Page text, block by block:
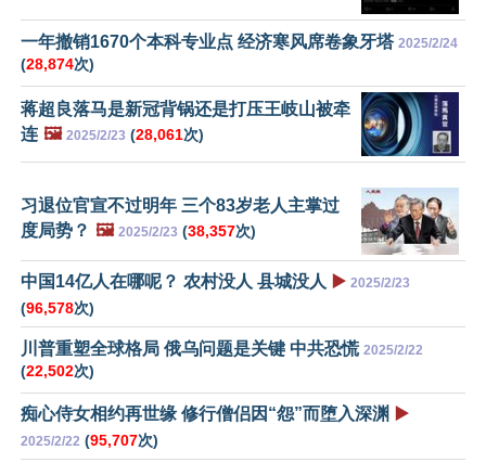
一年撤销1670个本科专业点 经济寒风席卷象牙塔 2025/2/24
(28,874次)
蒋超良落马是新冠背锅还是打压王岐山被牵
连 🖼️ 2025/2/23 (28,061次)
习退位官宣不过明年 三个83岁老人主掌过
度局势？ 🖼️ 2025/2/23 (38,357次)
中国14亿人在哪呢？ 农村没人 县城没人 ▶️ 2025/2/23
(96,578次)
川普重塑全球格局 俄乌问题是关键 中共恐慌 2025/2/22
(22,502次)
痴心侍女相约再世缘 修行僧侣因“怨”而堕入深渊 ▶️
2025/2/22 (95,707次)